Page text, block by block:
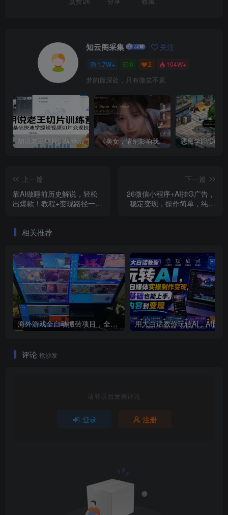
知云阁采集 关注
1.7W+ 0 2 104W+
梦的最深处，只有微笑不累
胡说老王切片训练营，零基础快速掌握短视频切片变现技巧 《美女，请别影响我成仙全球版》中文版
上一篇
靠AI做睡前历史解说，轻松
出爆款！教程+变现路径一步
下一篇
26微信小程序+AI挂G广告，
稳定变现，操作简单，纯小
相关推荐
海外游戏全自动搬砖项目，全程无人值守自动运行，不用熬夜盯盘，轻松实现日入1k【揭秘】
评论 抢沙发
请登录后发表评论
登录 注册